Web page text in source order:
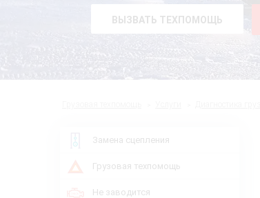
ВЫЗВАТЬ ТЕХПОМОЩЬ
Замена сцепления
Грузовая техпомощь
Не заводится